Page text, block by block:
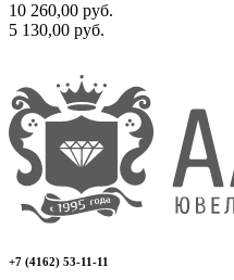
10 260,00 руб.
5 130,00 руб.
+7 (4162) 53-11-11